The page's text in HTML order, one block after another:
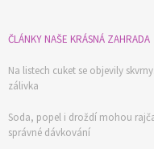
ČLÁNKY NAŠE KRÁSNÁ ZAHRADA
Na listech cuket se objevily
zálivka
Soda, popel i droždí mohou
správné dávkování